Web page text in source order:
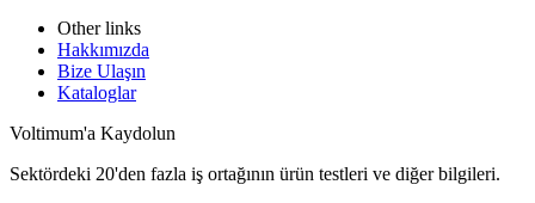
Other links
Hakkımızda
Bize Ulaşın
Kataloglar
Voltimum'a Kaydolun
Sektördeki 20'den fazla iş ortağının ürün testleri ve diğer bilgileri.